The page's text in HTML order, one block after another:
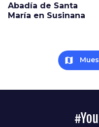
Abadía de Santa
María en Susinana
map